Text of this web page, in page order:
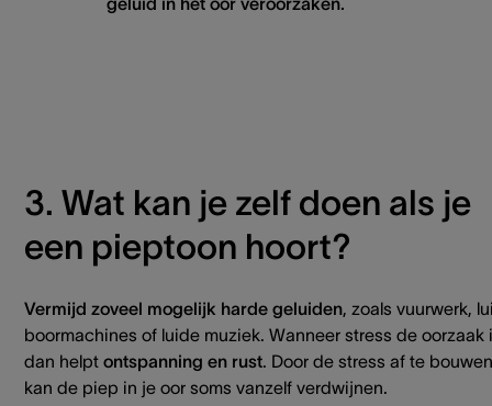
3. Wat kan je zelf doen als je
een pieptoon hoort?
Vermijd zoveel mogelijk harde geluiden, zoals vuurwerk,
boormachines of luide muziek. Wanneer stress de oorzaak
dan helpt ontspanning en rust. Door de stress af te
kan de piep in je oor soms vanzelf verdwijnen.